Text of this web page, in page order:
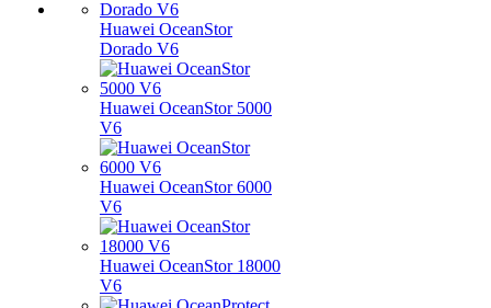
Huawei OceanStor
Dorado V6
Huawei OceanStor 5000
V6
Huawei OceanStor 6000
V6
Huawei OceanStor 18000
V6